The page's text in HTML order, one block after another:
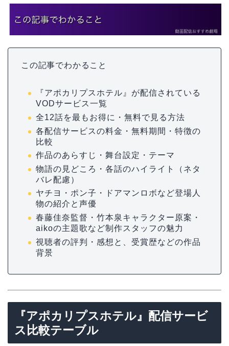
この記事でわかること
『アポカリプスホテル』が配信されている
VODサービス一覧
全12話を最もお得に・無料で見る方法
各配信サービスの料金・無料期間・特徴の
比較
作品のあらすじ・舞台設定・テーマ
物語の見どころ・各話のハイライト（ネタ
バレ配慮）
ヤチヨ・ポン子・ドアマンロボなど登場人
物の紹介と声優
春藤佳奈監督・竹本泉キャラクター原案・
aikoの主題歌など制作スタッフの魅力
視聴者の評判・感想と、受賞歴などの作品
背景
『アポカリプスホテル』配信サービ
ス比較テーブル